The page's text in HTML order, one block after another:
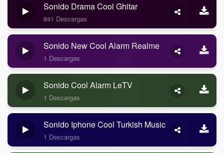
Sonido Drama Cool Ghitar
841 Descargas
Sonido New Cool Alarm Realme
1 Descargas
Sonido Cool Alarm LeTV
1 Descargas
Sonido Iphone Cool Turkish Music
1 Descargas